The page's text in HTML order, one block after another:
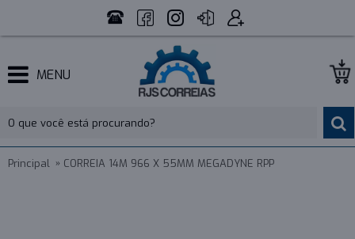
MENU
Principal CORREIA 14M 966 X 55MM MEGADYNE RPP